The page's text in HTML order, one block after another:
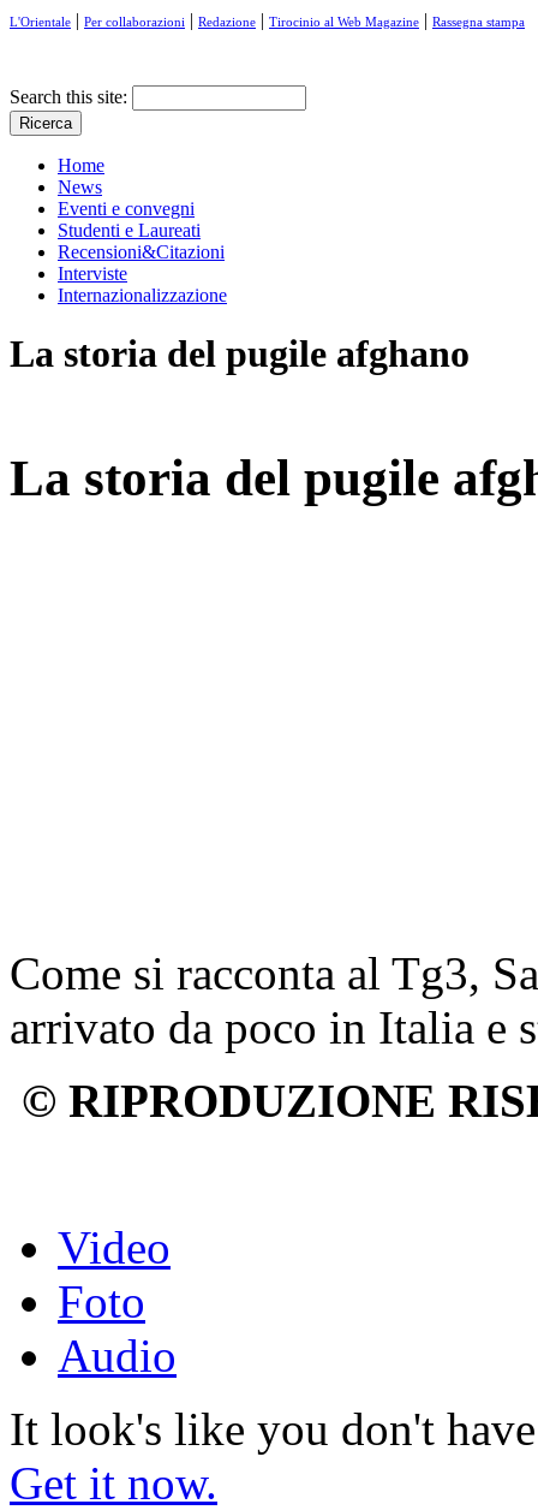
L'Orientale | Per collaborazioni | Redazione | Tirocinio al Web Magazine | Rassegna stampa
Search this site:
Home
News
Eventi e convegni
Studenti e Laureati
Recensioni&Citazioni
Interviste
Internazionalizzazione
La storia del pugile afghano
La storia del pugile
Come si racconta al Tg3,
arrivato da poco in Italia e
© RIPRODUZIONE
Video
Foto
Audio
It look's like you don't
Get it now.